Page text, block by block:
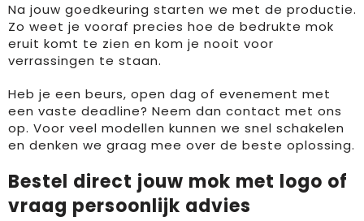
Na jouw goedkeuring starten we met de productie.
Zo weet je vooraf precies hoe de bedrukte mok
eruit komt te zien en kom je nooit voor
verrassingen te staan.
Heb je een beurs, open dag of evenement met
een vaste deadline? Neem dan contact met ons
op. Voor veel modellen kunnen we snel schakelen
en denken we graag mee over de beste oplossing.
Bestel direct jouw mok met logo of
vraag persoonlijk advies